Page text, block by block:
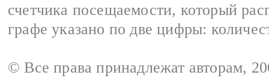
счетчика посещаемости, который
графе указано по две цифры:
© Все права принадлежат авторам,